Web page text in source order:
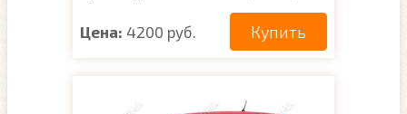
Цена: 4200 руб. Купить